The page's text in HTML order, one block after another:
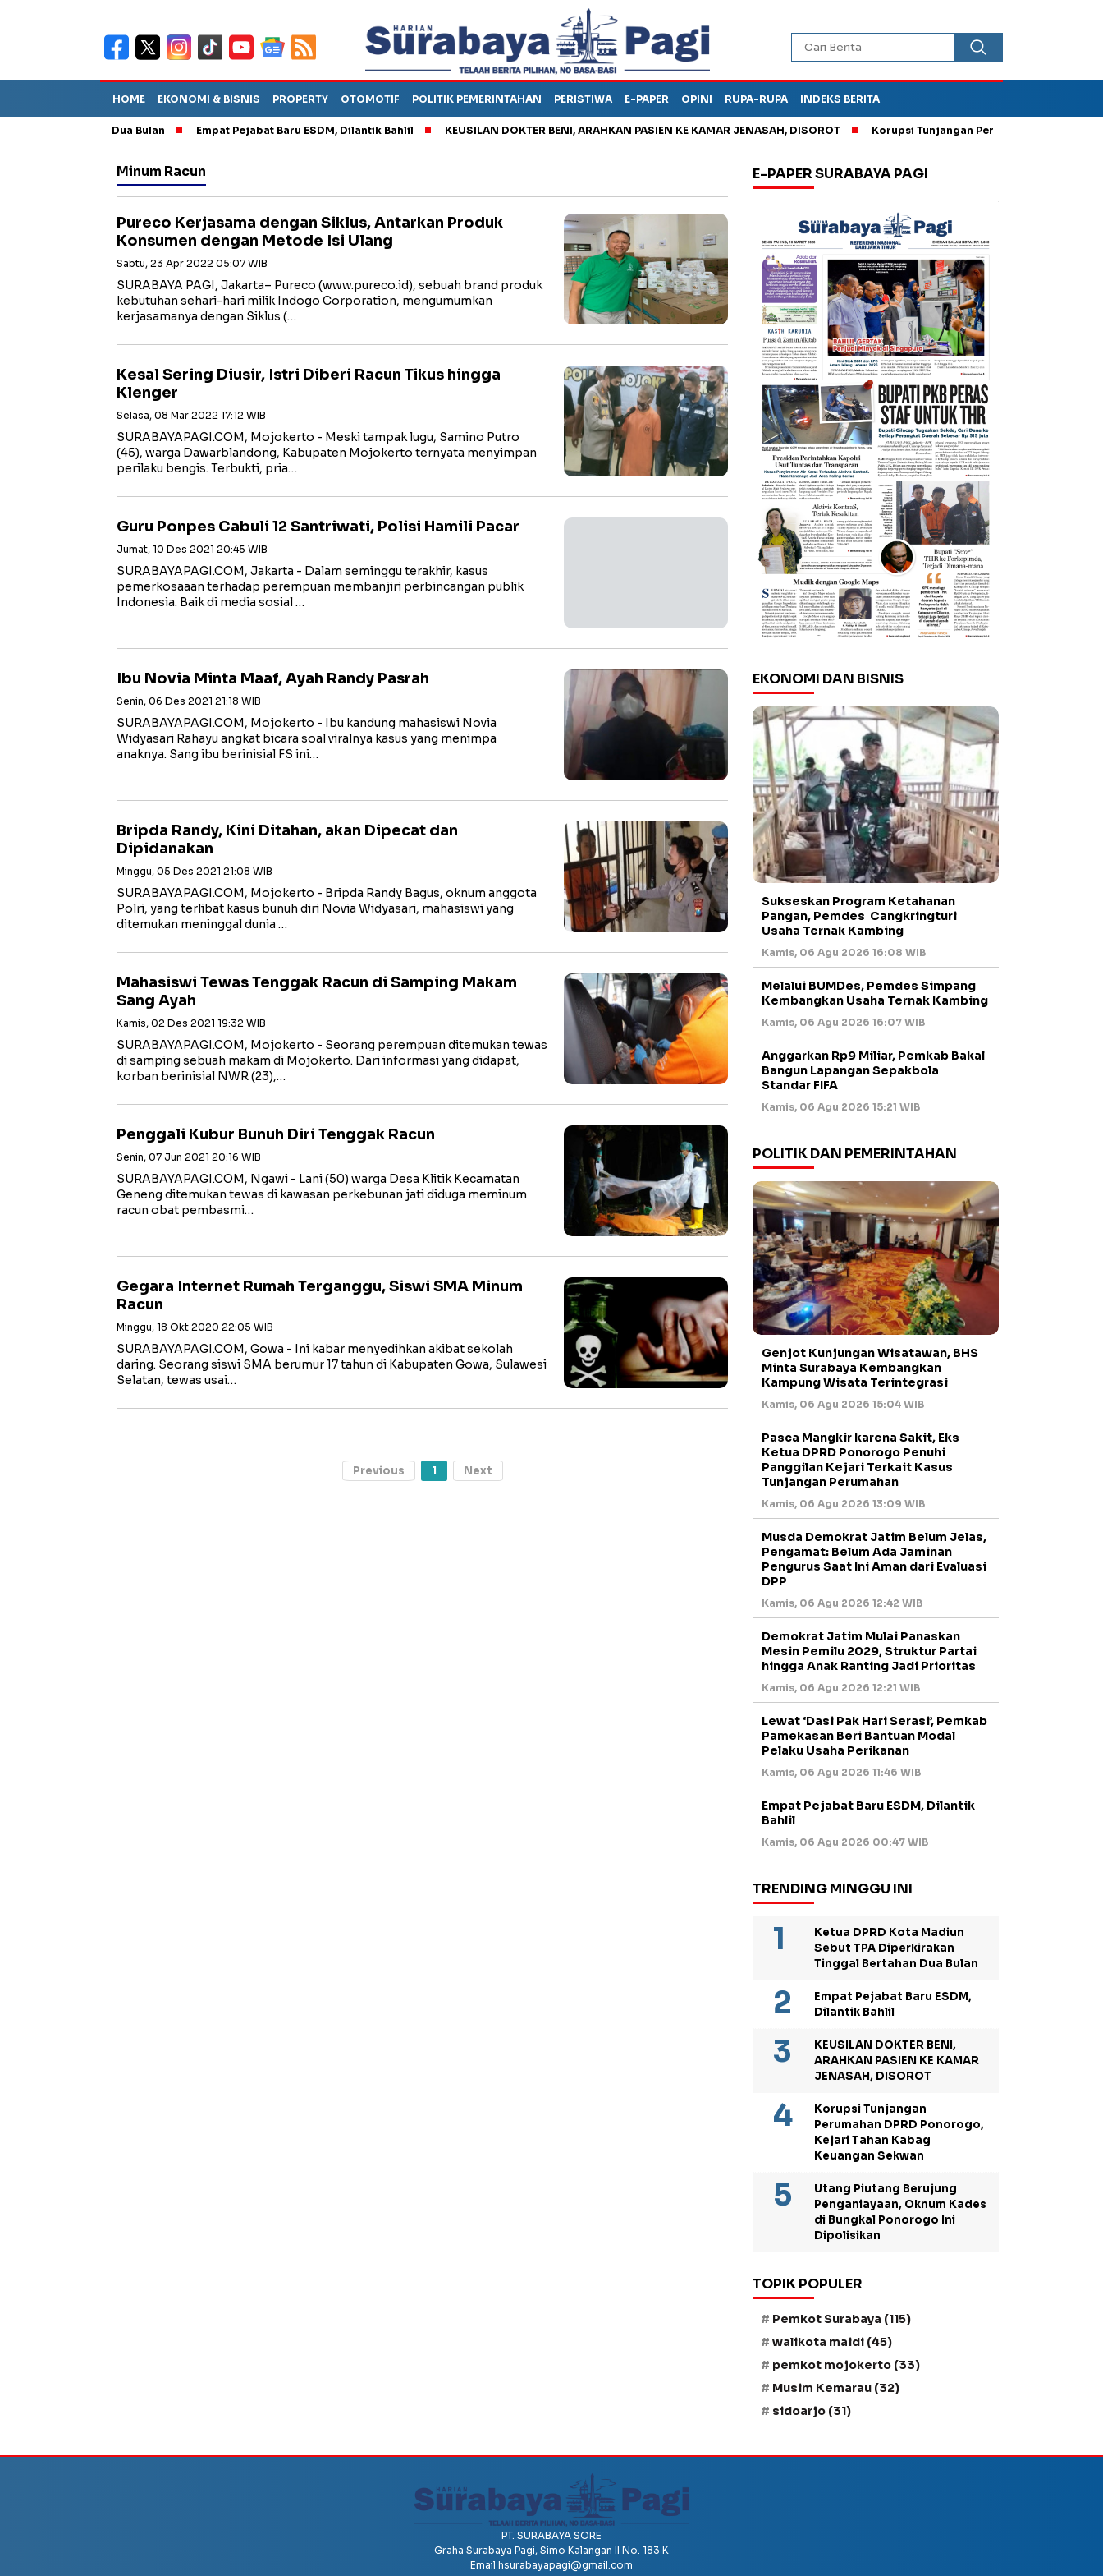
HOME EKONOMI & BISNIS PROPERTY OTOMOTIF POLITIK PEMERINTAHAN PERISTIWA E-PAPER OPINI RUPA-RUPA INDEKS BERITA
Bertahan Dua Bulan Empat Pejabat Baru ESDM, Dilantik Bahlil KEUSILAN DOKTER BENI, ARAHKAN PASIEN KE KAMAR JENASAH, DISOROT Korupsi Tunjangan Perumahan DPRD Ponorogo,
Minum Racun
Pureco Kerjasama dengan Siklus, Antarkan Produk
Konsumen dengan Metode Isi Ulang
Sabtu, 23 Apr 2022 05:07 WIB
SURABAYA PAGI, Jakarta– Pureco (www.pureco.id), sebuah brand produk
kebutuhan sehari-hari milik Indogo Corporation, mengumumkan
kerjasamanya dengan Siklus (…
Kesal Sering Diusir, Istri Diberi Racun Tikus hingga
Klenger
Selasa, 08 Mar 2022 17:12 WIB
SURABAYAPAGI.COM, Mojokerto - Meski tampak lugu, Samino Putro
(45), warga Dawarblandong, Kabupaten Mojokerto ternyata menyimpan
perilaku bengis. Terbukti, pria…
Guru Ponpes Cabuli 12 Santriwati, Polisi Hamili Pacar
Jumat, 10 Des 2021 20:45 WIB
SURABAYAPAGI.COM, Jakarta - Dalam seminggu terakhir, kasus
pemerkosaaan terhadap perempuan membanjiri perbincangan publik
Indonesia. Baik di media sosial …
Ibu Novia Minta Maaf, Ayah Randy Pasrah
Senin, 06 Des 2021 21:18 WIB
SURABAYAPAGI.COM, Mojokerto - Ibu kandung mahasiswi Novia
Widyasari Rahayu angkat bicara soal viralnya kasus yang menimpa
anaknya. Sang ibu berinisial FS ini…
Bripda Randy, Kini Ditahan, akan Dipecat dan
Dipidanakan
Minggu, 05 Des 2021 21:08 WIB
SURABAYAPAGI.COM, Mojokerto - Bripda Randy Bagus, oknum anggota
Polri, yang terlibat kasus bunuh diri Novia Widyasari, mahasiswi yang
ditemukan meninggal dunia …
Mahasiswi Tewas Tenggak Racun di Samping Makam
Sang Ayah
Kamis, 02 Des 2021 19:32 WIB
SURABAYAPAGI.COM, Mojokerto - Seorang perempuan ditemukan tewas
di samping sebuah makam di Mojokerto. Dari informasi yang didapat,
korban berinisial NWR (23),…
Penggali Kubur Bunuh Diri Tenggak Racun
Senin, 07 Jun 2021 20:16 WIB
SURABAYAPAGI.COM, Ngawi - Lani (50) warga Desa Klitik Kecamatan
Geneng ditemukan tewas di kawasan perkebunan jati diduga meminum
racun obat pembasmi…
Gegara Internet Rumah Terganggu, Siswi SMA Minum
Racun
Minggu, 18 Okt 2020 22:05 WIB
SURABAYAPAGI.COM, Gowa - Ini kabar menyedihkan akibat sekolah
daring. Seorang siswi SMA berumur 17 tahun di Kabupaten Gowa, Sulawesi
Selatan, tewas usai…
Previous 1 Next
E-PAPER SURABAYA PAGI
EKONOMI DAN BISNIS
Sukseskan Program Ketahanan
Pangan, Pemdes Cangkringturi
Usaha Ternak Kambing
Kamis, 06 Agu 2026 16:08 WIB
Melalui BUMDes, Pemdes Simpang
Kembangkan Usaha Ternak Kambing
Kamis, 06 Agu 2026 16:07 WIB
Anggarkan Rp9 Miliar, Pemkab Bakal
Bangun Lapangan Sepakbola
Standar FIFA
Kamis, 06 Agu 2026 15:21 WIB
POLITIK DAN PEMERINTAHAN
Genjot Kunjungan Wisatawan, BHS
Minta Surabaya Kembangkan
Kampung Wisata Terintegrasi
Kamis, 06 Agu 2026 15:04 WIB
Pasca Mangkir karena Sakit, Eks
Ketua DPRD Ponorogo Penuhi
Panggilan Kejari Terkait Kasus
Tunjangan Perumahan
Kamis, 06 Agu 2026 13:09 WIB
Musda Demokrat Jatim Belum Jelas,
Pengamat: Belum Ada Jaminan
Pengurus Saat Ini Aman dari Evaluasi
DPP
Kamis, 06 Agu 2026 12:42 WIB
Demokrat Jatim Mulai Panaskan
Mesin Pemilu 2029, Struktur Partai
hingga Anak Ranting Jadi Prioritas
Kamis, 06 Agu 2026 12:21 WIB
Lewat ‘Dasi Pak Hari Serasi’, Pemkab
Pamekasan Beri Bantuan Modal
Pelaku Usaha Perikanan
Kamis, 06 Agu 2026 11:46 WIB
Empat Pejabat Baru ESDM, Dilantik
Bahlil
Kamis, 06 Agu 2026 00:47 WIB
TRENDING MINGGU INI
Ketua DPRD Kota Madiun
Sebut TPA Diperkirakan
Tinggal Bertahan Dua Bulan
Empat Pejabat Baru ESDM,
Dilantik Bahlil
KEUSILAN DOKTER BENI,
ARAHKAN PASIEN KE KAMAR
JENASAH, DISOROT
Korupsi Tunjangan
Perumahan DPRD Ponorogo,
Kejari Tahan Kabag
Keuangan Sekwan
Utang Piutang Berujung
Penganiayaan, Oknum Kades
di Bungkal Ponorogo Ini
Dipolisikan
TOPIK POPULER
Pemkot Surabaya (115)
walikota maidi (45)
pemkot mojokerto (33)
Musim Kemarau (32)
sidoarjo (31)
PT. SURABAYA SORE
Graha Surabaya Pagi, Simo Kalangan II No. 183 K
Email hsurabayapagi@gmail.com